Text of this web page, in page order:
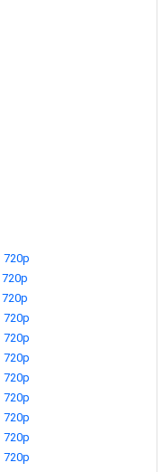
720p
720p
720p
720p
720p
720p
720p
720p
720p
720p
720p